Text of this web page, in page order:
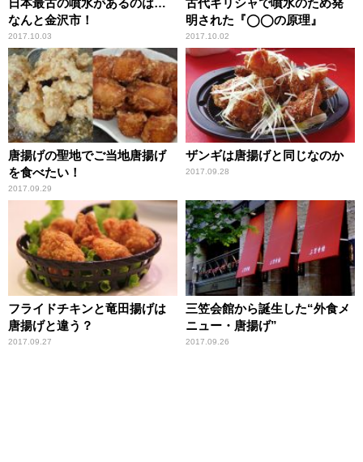
日本最古の噴水があるのは…
なんと金沢市！
2017.10.03
古代ギリシャで噴水のため発
明された『◯◯の原理』
2017.10.02
唐揚げの聖地でご当地唐揚げ
を食べたい！
2017.09.29
ザンギは唐揚げと同じなのか
2017.09.28
フライドチキンと竜田揚げは
唐揚げと違う？
2017.09.27
三笠会館から誕生した“外食メ
ニュー・唐揚げ”
2017.09.26